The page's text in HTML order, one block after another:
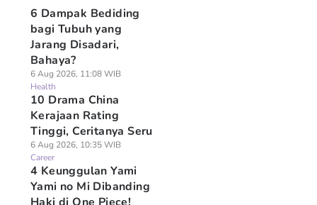
6 Dampak Bediding
bagi Tubuh yang
Jarang Disadari,
Bahaya?
6 Aug 2026, 11:08 WIB
Health
10 Drama China
Kerajaan Rating
Tinggi, Ceritanya Seru
6 Aug 2026, 10:35 WIB
Career
4 Keunggulan Yami
Yami no Mi Dibanding